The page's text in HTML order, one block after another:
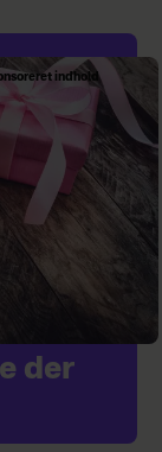
indhold
der